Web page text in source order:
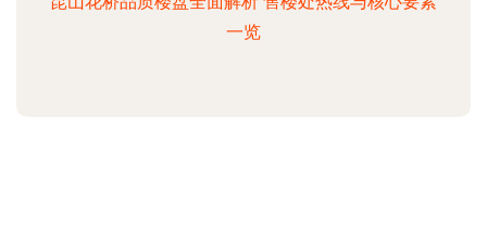
一览